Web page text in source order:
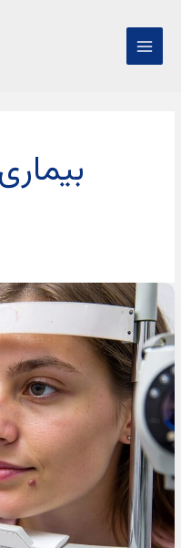
محتواMenu
شالازیون
چشمی
چیست؟
علت،
علائم،
انواع
و
درمان
شالازیون
چشم